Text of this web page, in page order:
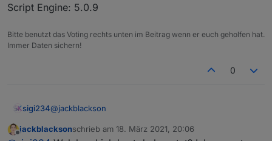
Script Engine: 5.0.9
Bitte benutzt das Voting rechts unten im Beitrag wenn er euch geholfen hat.
Immer Daten sichern!
0
sigi234@jackblackson
Offline
jackblacksonschrieb am 18. März 2021, 20:06
zuletzt editiert von